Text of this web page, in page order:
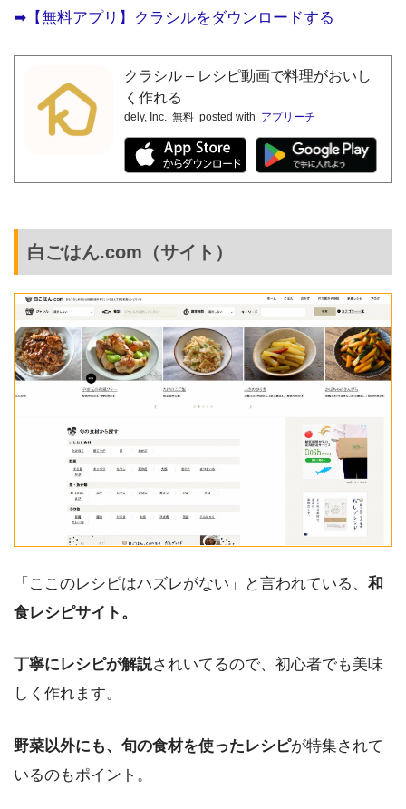
➡︎【無料アプリ】クラシルをダウンロードする
クラシル – レシピ動画で料理がおいし
く作れる
dely, Inc. 無料 posted with アプリーチ
白ごはん.com（サイト）
「ここのレシピはハズレがない」と言われている、 和
食レシピサイト。
丁寧にレシピが解説されいてるので、初心者でも美味
しく作れます。
野菜以外にも、旬の食材を使ったレシピが特集されて
いるのもポイント。